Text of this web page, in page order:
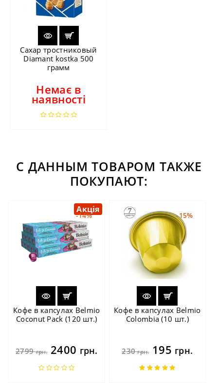
Сахар тростниковый
Diamant kostka 500
грамм
Немає в
наявності
С ДАННЫМ ТОВАРОМ ТАКЖЕ
ПОКУПАЮТ:
-14%
Акція
Кофе в капсулах Belmio
Coconut Pack (120 шт.)
2799грн.2400 грн.
-15%
Кофе в капсулах Belmio
Colombia (10 шт.)
230грн.195 грн.